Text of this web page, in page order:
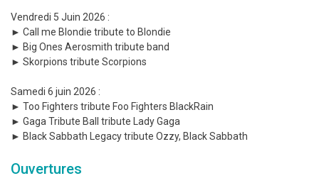
Vendredi 5 Juin 2026 :
► Call me Blondie tribute to Blondie
► Big Ones Aerosmith tribute band
► Skorpions tribute Scorpions
Samedi 6 juin 2026 :
► Too Fighters tribute Foo Fighters BlackRain
► Gaga Tribute Ball tribute Lady Gaga
► Black Sabbath Legacy tribute Ozzy, Black Sabbath
Ouvertures